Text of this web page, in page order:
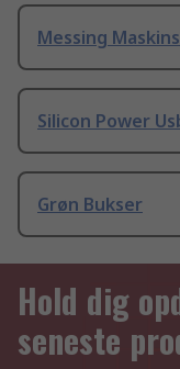
Messing
Silicon Power
Grøn Bukser
Hold dig
seneste